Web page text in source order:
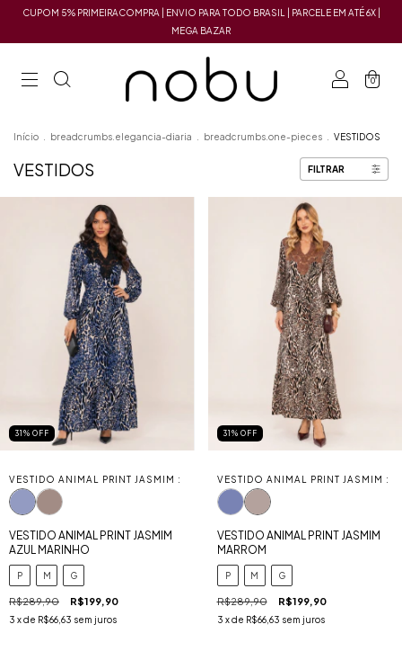
CUPOM 5% PRIMEIRACOMPRA | ENVIO PARA TODO BRASIL | PARCELE EM ATÉ 6X |
MEGA BAZAR
0
Início breadcrumbs.elegancia-diaria breadcrumbs.one-pieces VESTIDOS
VESTIDOS FILTRAR
31 % OFF
VESTIDO ANIMAL PRINT JASMIM :
VESTIDO ANIMAL PRINT JASMIM
AZUL MARINHO
P M G
R$289,90 R$199,90
3 x de R$66,63 sem juros
31 % OFF
VESTIDO ANIMAL PRINT JASMIM :
VESTIDO ANIMAL PRINT JASMIM
MARROM
P M G
R$289,90 R$199,90
3 x de R$66,63 sem juros